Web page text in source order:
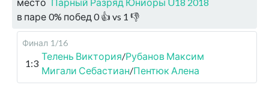
в паре 0% побед 0👍 vs 1 👎
Финал 1/16
1:3
Телень Виктория/Рубанов Максим
Мигали Себастиан/Пентюк Алена